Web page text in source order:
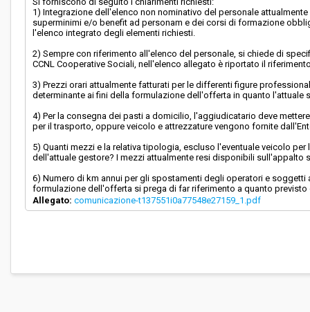
1) Integrazione dell'elenco non nominativo del personale
superminimi e/o benefit ad personam e dei corsi di formazione
l'elenco integrato degli elementi richiesti.
2) Sempre con riferimento all'elenco del personale, si chiede di
CCNL Cooperative Sociali, nell'elenco allegato è riportato il
3) Prezzi orari attualmente fatturati per le differenti figure
determinante ai fini della formulazione dell'offerta in quanto
4) Per la consegna dei pasti a domicilio, l'aggiudicatario deve
per il trasporto, oppure veicolo e attrezzature vengono fornite
5) Quanti mezzi e la relativa tipologia, escluso l'eventuale veicolo
dell'attuale gestore? I mezzi attualmente resi disponibili sull'appalto
6) Numero di km annui per gli spostamenti degli operatori e
formulazione dell'offerta si prega di far riferimento a quanto
Allegato: comunicazione-t137551i0a77548e27159_1.pdf